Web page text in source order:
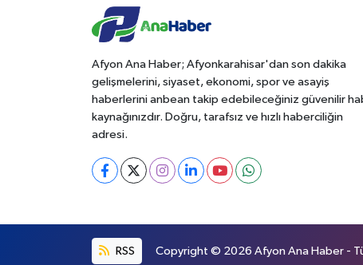
Afyon Ana Haber; Afyonkarahisar'dan son dakika
gelişmelerini, siyaset, ekonomi, spor ve asayiş
haberlerini anbean takip edebileceğiniz güvenilir
kaynağınızdır. Doğru, tarafsız ve hızlı haberciliğin
adresi.
RSS Copyright © 2026 Afyon Ana Haber -